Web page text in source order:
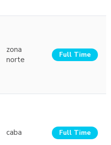
zona
norte
Full Time
caba Full Time